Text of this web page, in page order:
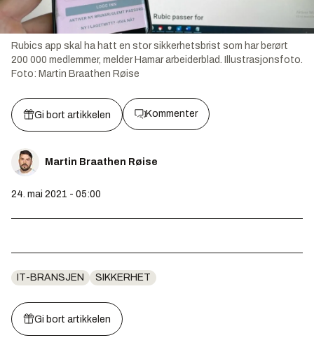
Rubics app skal ha hatt en stor sikkerhetsbrist som har berørt
200 000 medlemmer, melder Hamar arbeiderblad. Illustrasjonsfoto.
Foto: Martin Braathen Røise
Gi bort artikkelen Kommenter
Martin Braathen Røise
24. mai 2021 - 05:00
IT-BRANSJEN SIKKERHET
Gi bort artikkelen